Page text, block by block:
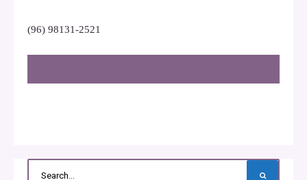
(96) 98131-2521